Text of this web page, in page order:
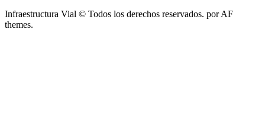
Infraestructura Vial © Todos los derechos reservados. por AF
themes.